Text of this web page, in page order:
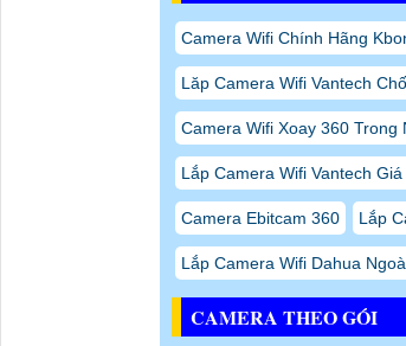
Camera Wifi Chính Hãng
Lăp Camera Wifi Vantech
Camera Wifi Xoay 360 Trong
Lắp Camera Wifi Vantech Giá
Camera Ebitcam 360 Lắp
Lắp Camera Wifi Dahua
CAMERA THEO GÓI